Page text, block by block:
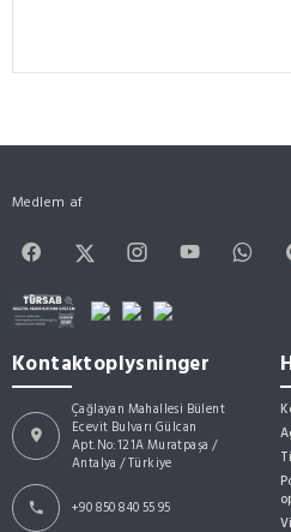
Medlem af
Kontaktoplysninger
Çağlayan Mahallesi Bülent
Ecevit Bulvarı Gülcan
Apt.No:121A Muratpaşa /
Antalya / Türkiye
+90 850 840 55 95